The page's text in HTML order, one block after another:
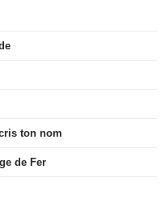
ton nom
de Fer